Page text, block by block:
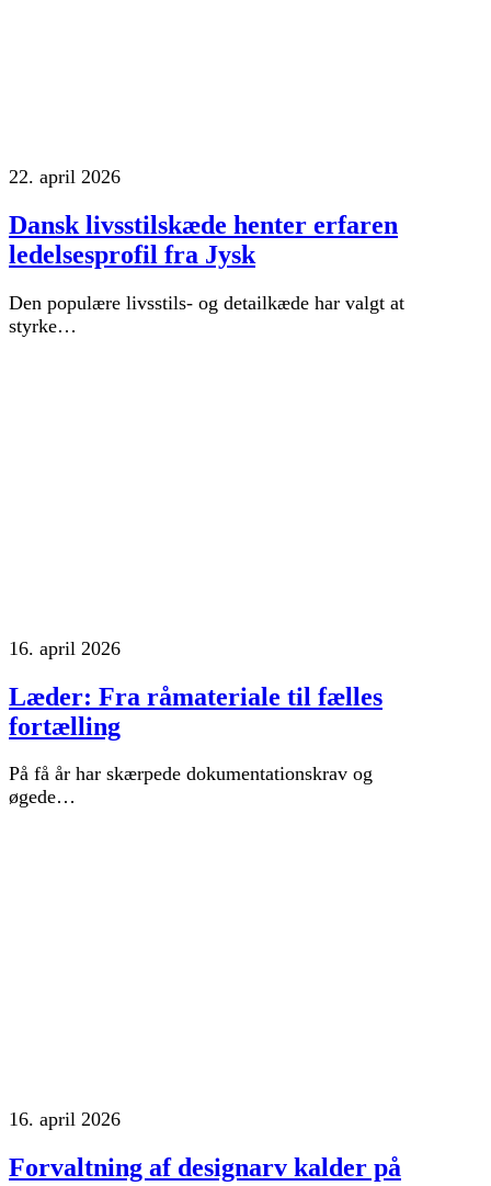
22. april 2026
Dansk livsstilskæde henter erfaren
ledelsesprofil fra Jysk
Den populære livsstils- og detailkæde har valgt at
styrke…
16. april 2026
Læder: Fra råmateriale til fælles
fortælling
På få år har skærpede dokumentationskrav og
øgede…
16. april 2026
Forvaltning af designarv kalder på